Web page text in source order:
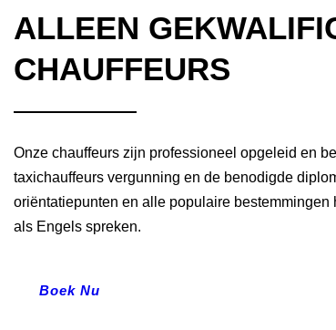
ALLEEN
CHAUFFEURS
Onze chauffeurs zijn professioneel opgeleid en
taxichauffeurs vergunning en de benodigde
oriëntatiepunten en alle populaire
als Engels spreken.
Boek Nu